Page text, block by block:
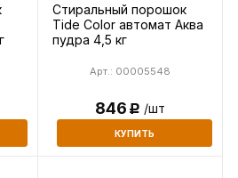
Стиральный порошок
Tide Color автомат Аква
пудра 4,5 кг
Арт.: 00005548
846Р /шт
КУПИТЬ